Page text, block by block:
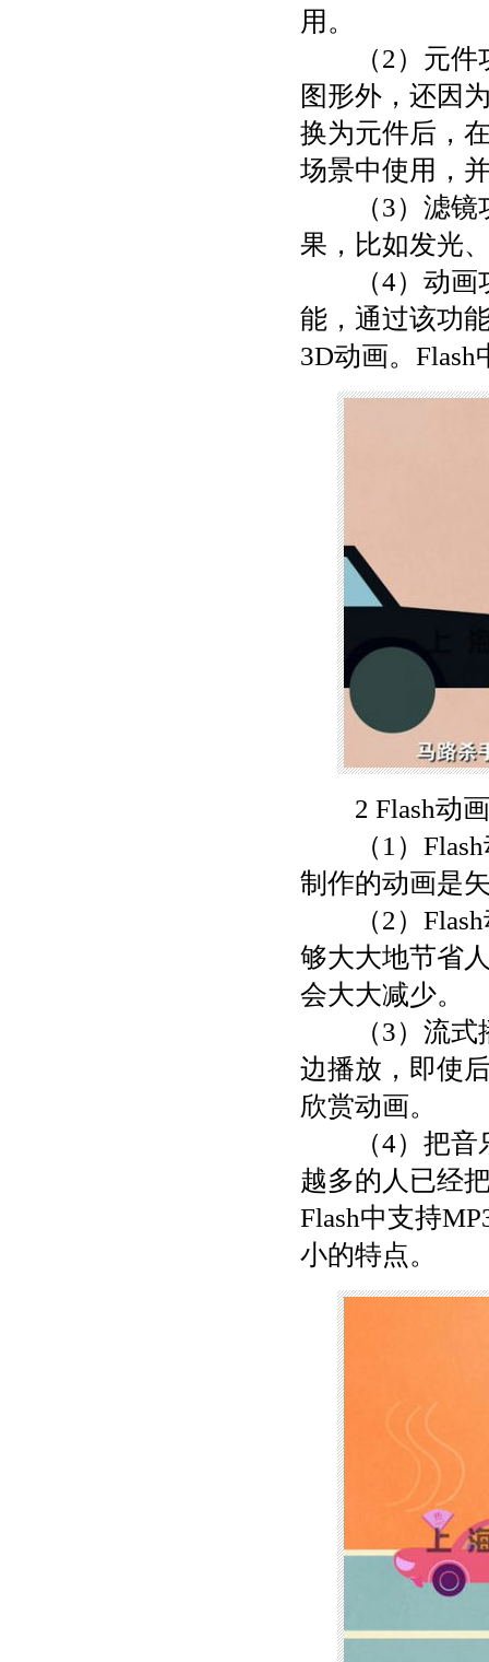
用。
（2）元件功
图形外，还因
换为元件后，
场景中使用，
（3）滤镜功
果，比如发光
（4）动画功
能，通过该功
3D动画。
2 Flash动画
（1）Flash
制作的动画是
（2）Flash
够大大地节省
会大大减少。
（3）流式播
边播放，即使
欣赏动画。
（4）把音乐
越多的人已经
Flash中支持
小的特点。